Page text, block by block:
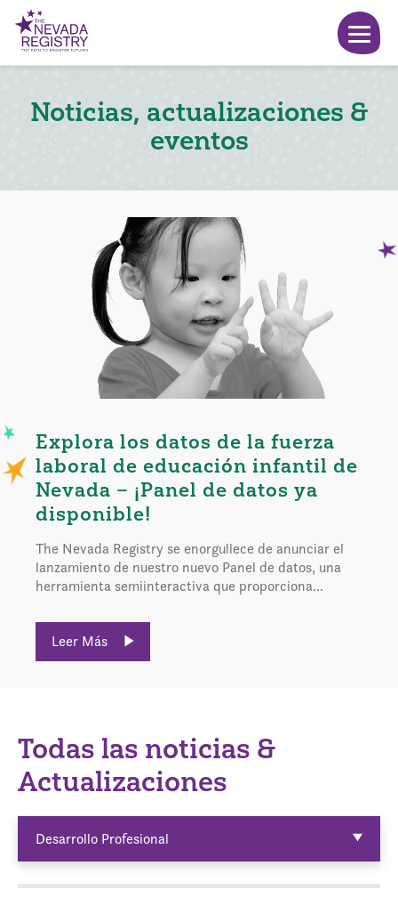
Noticias, actualizaciones &
eventos
Explora los datos de la fuerza
laboral de educación infantil de
Nevada – ¡Panel de datos ya
disponible!
The Nevada Registry se enorgullece de anunciar el
lanzamiento de nuestro nuevo Panel de datos, una
herramienta semiinteractiva que proporciona...
Leer Más
Todas las noticias &
Actualizaciones
Desarrollo Profesional